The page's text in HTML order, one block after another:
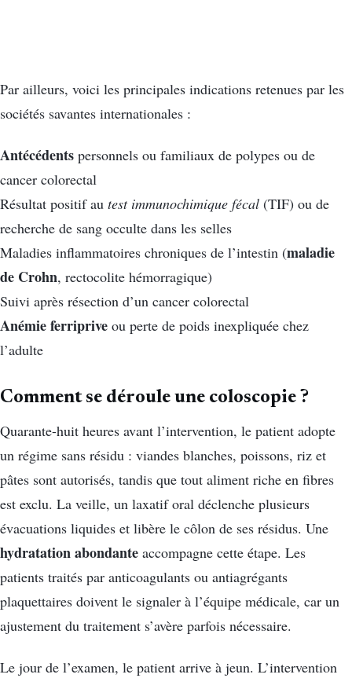
Par ailleurs, voici les principales indications retenues par les
sociétés savantes internationales :
Antécédents personnels ou familiaux de polypes ou de
cancer colorectal
Résultat positif au test immunochimique fécal (TIF) ou de
recherche de sang occulte dans les selles
Maladies inflammatoires chroniques de l’intestin (maladie
de Crohn, rectocolite hémorragique)
Suivi après résection d’un cancer colorectal
Anémie ferriprive ou perte de poids inexpliquée chez
l’adulte
Comment se déroule une coloscopie ?
Quarante-huit heures avant l’intervention, le patient adopte
un régime sans résidu : viandes blanches, poissons, riz et
pâtes sont autorisés, tandis que tout aliment riche en fibres
est exclu. La veille, un laxatif oral déclenche plusieurs
évacuations liquides et libère le côlon de ses résidus. Une
hydratation abondante accompagne cette étape. Les
patients traités par anticoagulants ou antiagrégants
plaquettaires doivent le signaler à l’équipe médicale, car un
ajustement du traitement s’avère parfois nécessaire.
Le jour de l’examen, le patient arrive à jeun. L’intervention